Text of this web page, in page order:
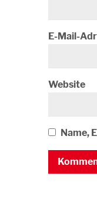
E-Mail-
Website
Name,